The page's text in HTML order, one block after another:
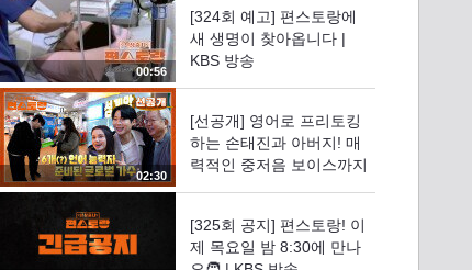
00:56
[324회 예고] 편스토랑에
새 생명이 찾아옵니다 |
KBS 방송
02:30
[선공개] 영어로 프리토킹
하는 손태진과 아버지! 매
력적인 중저음 보이스까지
[325회 공지] 편스토랑! 이
제 목요일 밤 8:30에 만나